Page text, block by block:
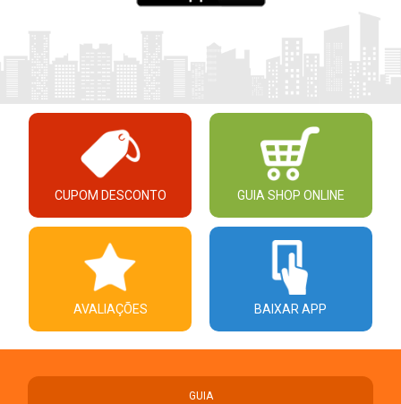
CUPOM DESCONTO GUIA SHOP ONLINE
AVALIAÇÕES BAIXAR APP
GUIA